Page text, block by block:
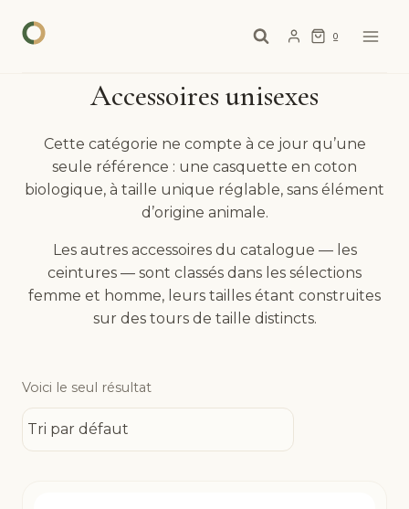
0
Accessoires unisexes
Cette catégorie ne compte à ce jour qu’une
seule référence : une casquette en coton
biologique, à taille unique réglable, sans élément
d’origine animale.
Les autres accessoires du catalogue — les
ceintures — sont classés dans les sélections
femme et homme, leurs tailles étant construites
sur des tours de taille distincts.
Voici le seul résultat